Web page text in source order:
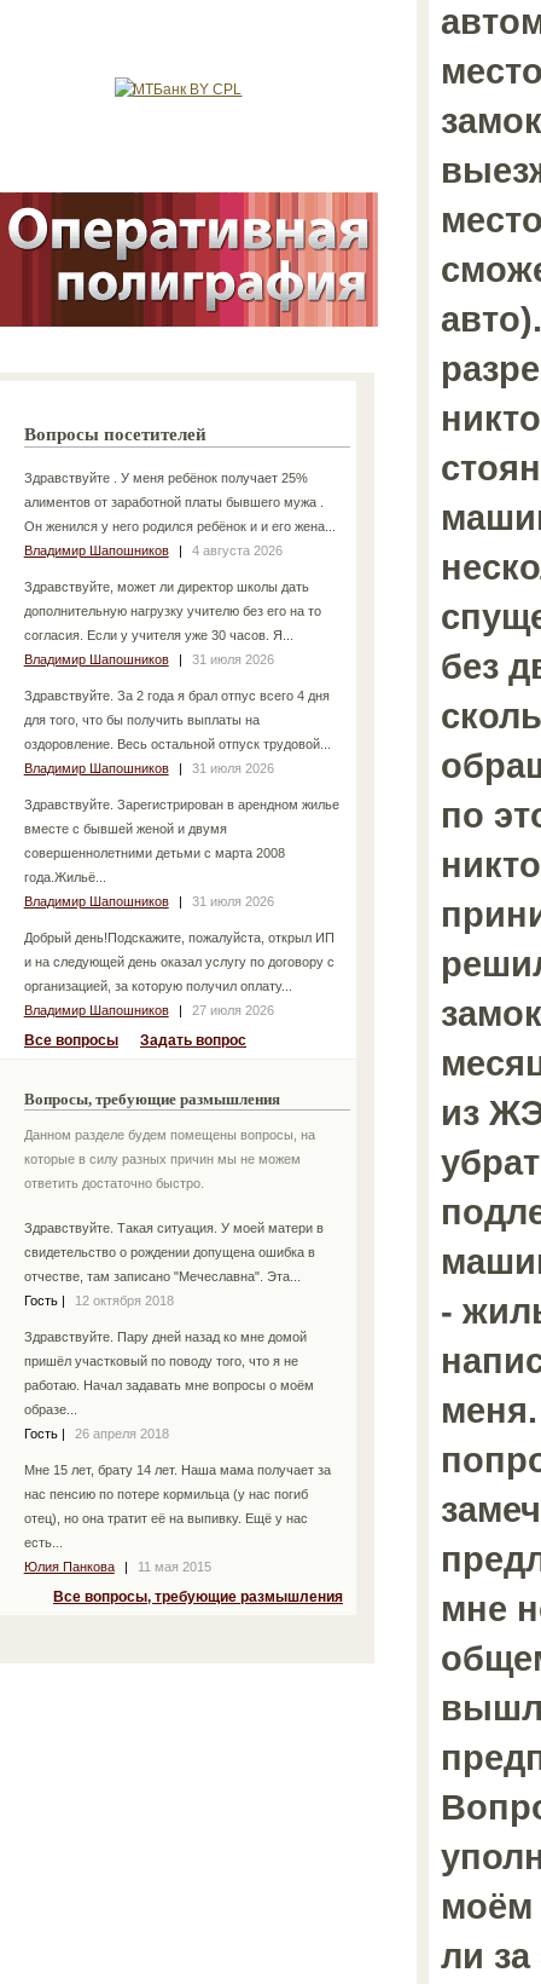
Вопросы посетителей
Здравствуйте . У меня ребёнок получает 25%
алиментов от заработной платы бывшего мужа .
Он женился у него родился ребёнок и и его жена...
Владимир Шапошников
| 4 августа 2026
Здравствуйте, может ли директор школы дать
дополнительную нагрузку учителю без его на то
согласия. Если у учителя уже 30 часов. Я...
Владимир Шапошников
| 31 июля 2026
Здравствуйте. За 2 года я брал отпус всего 4 дня
для того, что бы получить выплаты на
оздоровление. Весь остальной отпуск трудовой...
Владимир Шапошников
| 31 июля 2026
Здравствуйте. Зарегистрирован в арендном жилье
вместе с бывшей женой и двумя
совершеннолетними детьми с марта 2008
года.Жильё...
Владимир Шапошников
| 31 июля 2026
Добрый день!Подскажите, пожалуйста, открыл ИП
и на следующей день оказал услугу по договору с
организацией, за которую получил оплату...
Владимир Шапошников
| 27 июля 2026
Все вопросы Задать вопрос
Вопросы, требующие размышления
Данном разделе будем помещены вопросы, на
которые в силу разных причин мы не можем
ответить достаточно быстро.
Здравствуйте. Такая ситуация. У моей матери в
свидетельство о рождении допущена ошибка в
отчестве, там записано "Мечеславна". Эта...
Гость
12 октября 2018
Здравствуйте. Пару дней назад ко мне домой
пришёл участковый по поводу того, что я не
работаю. Начал задавать мне вопросы о моём
образе...
Гость
26 апреля 2018
Мне 15 лет, брату 14 лет. Наша мама получает за
нас пенсию по потере кормильца (у нас погиб
отец), но она тратит её на выпивку. Ещё у нас
есть...
Юлия Панкова
11 мая 2015
Все вопросы, требующие размышления
без
по
из
-
мне
моём
ли